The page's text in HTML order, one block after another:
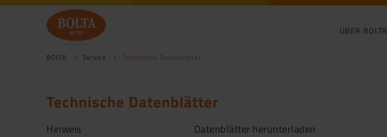
ÜBER BOLTA
BOLTA Service Technische Datenblätter
Technische Datenblätter
Hinweis Datenblätter herunterladen